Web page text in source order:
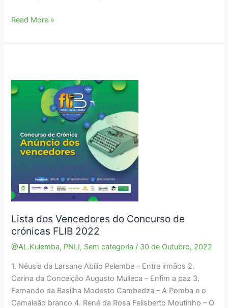
Sete
para
Moçambicana
em
Read More »
Lista dos Vencedores do Concurso de
crónicas FLIB 2022
@AL.Kulemba, PNLI, Sem categoria / 30 de Outubro, 2022
1. Néusia da Larsane Abílio Pelembe – Entre irmãos 2.
Carina da Conceição Augusto Mulieca – Enfim a paz 3.
Fernando da Basilha Modesto Cambedza – A Pomba e o
Camaleão branco 4. René da Rosa Felisberto Moutinho – O